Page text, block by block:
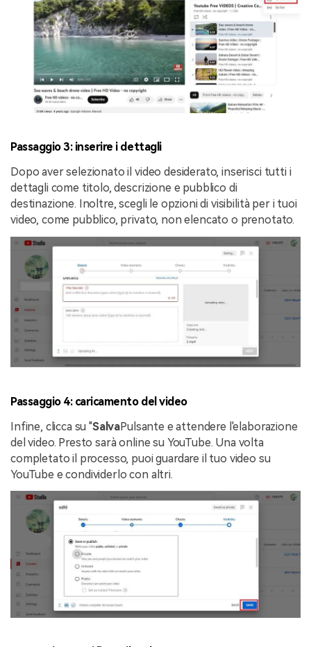
Passaggio 3: inserire i dettagli
Dopo aver selezionato il video desiderato, inserisci tutti i
dettagli come titolo, descrizione e pubblico di
destinazione. Inoltre, scegli le opzioni di visibilità per i tuoi
video, come pubblico, privato, non elencato o prenotato.
Passaggio 4: caricamento del video
Infine, clicca su "SalvaPulsante e attendere l'elaborazione
del video. Presto sarà online su YouTube. Una volta
completato il processo, puoi guardare il tuo video su
YouTube e condividerlo con altri.